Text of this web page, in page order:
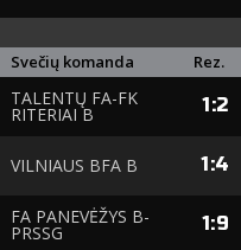
Svečių komanda Rez.
TALENTŲ FA-FK
RITERIAI B 1:2
VILNIAUS BFA B 1:4
FA PANEVĖŽYS B-
PRSSG 1:9